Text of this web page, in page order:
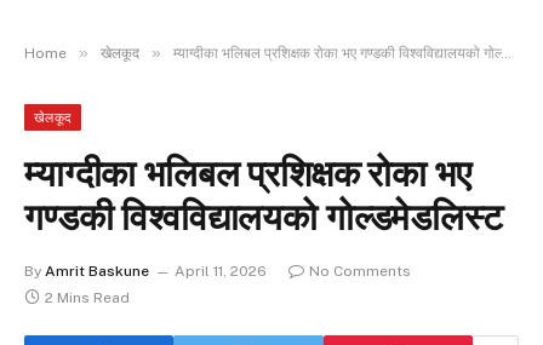
Home » खेलकूद » म्याग्दीका भलिबल प्रशिक्षक रोका भए गण्डकी विश्वविद्यालयको गोल्डमेडलिस्ट
खेलकूद
म्याग्दीका भलिबल प्रशिक्षक रोका भए
गण्डकी विश्वविद्यालयको गोल्डमेडलिस्ट
By Amrit Baskune April 11, 2026
No Comments
2 Mins Read